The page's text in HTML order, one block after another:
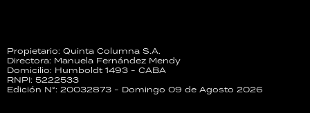
Propietario: Quinta Columna S.A.
Directora: Manuela Fernández Mendy
Domicilio: Humboldt 1493 - CABA
RNPI: 5222533
Edición N°: 20032873 - Domingo 09 de Agosto 2026